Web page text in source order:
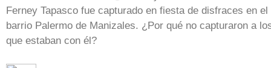
Ferney Tapasco fue capturado en fiesta de disfraces en el
barrio Palermo de Manizales. ¿Por qué no capturaron a
que estaban con él?